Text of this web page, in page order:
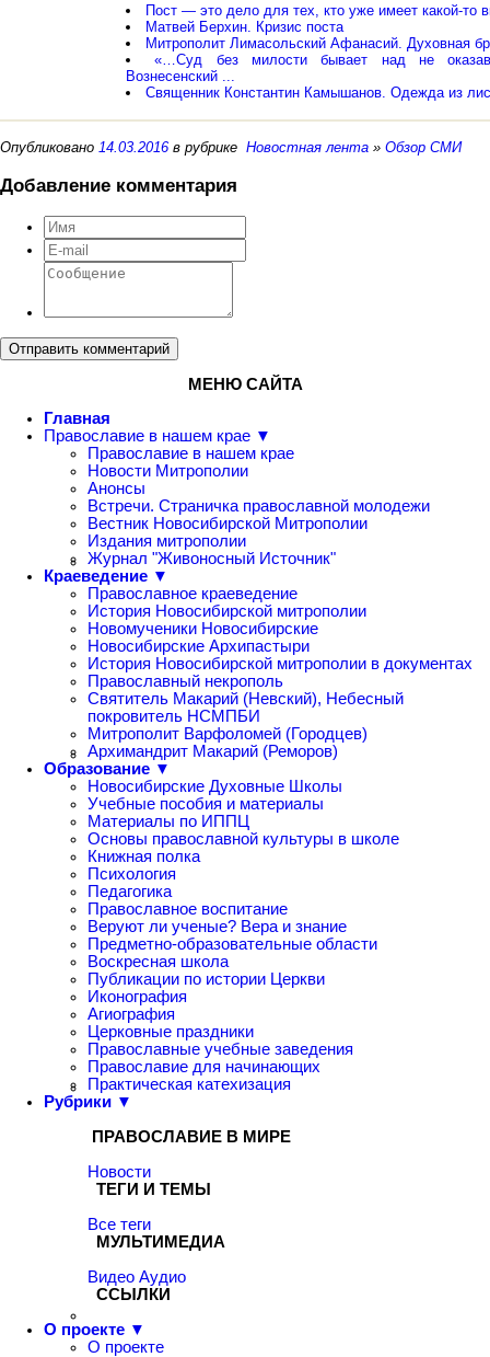
Пост — это дело для тех, кто уже имеет какой-то
Матвей Берхин. Кризис поста
Митрополит Лимасольский Афанасий. Духовная
«…Суд без милости бывает над не
Вознесенский ...
Священник Константин Камышанов. Одежда из
Опубликовано 14.03.2016 в рубрике Новостная лента » Обзор СМИ
Добавление комментария
Отправить комментарий
МЕНЮ САЙТА
Главная
Православие в нашем крае ▼
Православие в нашем крае
Новости Митрополии
Анонсы
Встречи. Страничка православной молодежи
Вестник Новосибирской Митрополии
Издания митрополии
Журнал "Живоносный Источник"
Краеведение ▼
Православное краеведение
История Новосибирской митрополии
Новомученики Новосибирские
Новосибирские Архипастыри
История Новосибирской митрополии в документах
Православный некрополь
Святитель Макарий (Невский), Небесный
покровитель НСМПБИ
Митрополит Варфоломей (Городцев)
Архимандрит Макарий (Реморов)
Образование ▼
Новосибирские Духовные Школы
Учебные пособия и материалы
Материалы по ИППЦ
Основы православной культуры в школе
Книжная полка
Психология
Педагогика
Православное воспитание
Веруют ли ученые? Вера и знание
Предметно-образовательные области
Воскресная школа
Публикации по истории Церкви
Иконография
Агиография
Церковные праздники
Православные учебные заведения
Православие для начинающих
Практическая катехизация
Рубрики ▼
ПРАВОСЛАВИЕ В МИРЕ
Новости
ТЕГИ И ТЕМЫ
Все теги
МУЛЬТИМЕДИА
Видео Аудио
ССЫЛКИ
О проекте ▼
О проекте